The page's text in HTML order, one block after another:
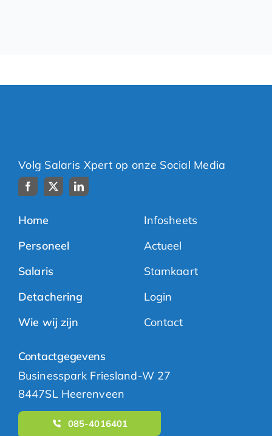
Volg Salaris Xpert op onze Social Media
Home
Personeel
Salaris
Detachering
Wie wij zijn
Infosheets
Actueel
Stamkaart
Login
Contact
Contactgegevens
Businesspark Friesland-W 27
8447SL Heerenveen
085-4016401